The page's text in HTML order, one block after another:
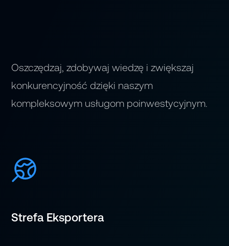
Oszczędzaj, zdobywaj wiedzę i zwiększaj
konkurencyjność dzięki naszym
kompleksowym usługom poinwestycyjnym.
Strefa Eksportera